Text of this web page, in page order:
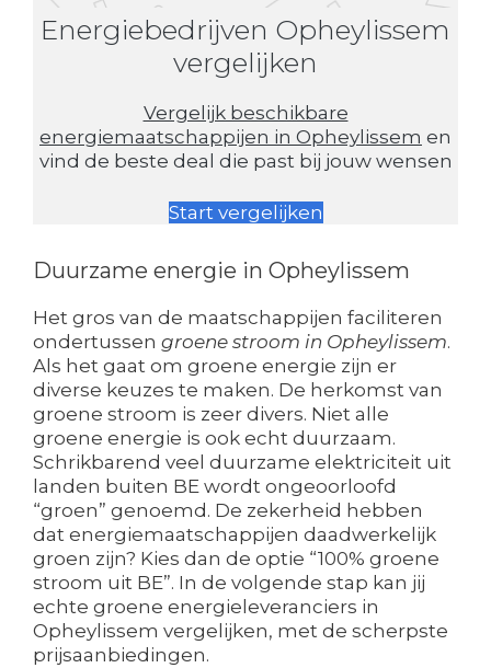
Energiebedrijven Opheylissem
vergelijken
Vergelijk beschikbare
energiemaatschappijen in Opheylissem en
vind de beste deal die past bij jouw wensen
Start vergelijken
Duurzame energie in Opheylissem
Het gros van de maatschappijen faciliteren
ondertussen groene stroom in Opheylissem.
Als het gaat om groene energie zijn er
diverse keuzes te maken. De herkomst van
groene stroom is zeer divers. Niet alle
groene energie is ook echt duurzaam.
Schrikbarend veel duurzame elektriciteit uit
landen buiten BE wordt ongeoorloofd
“groen” genoemd. De zekerheid hebben
dat energiemaatschappijen daadwerkelijk
groen zijn? Kies dan de optie “100% groene
stroom uit BE”. In de volgende stap kan jij
echte groene energieleveranciers in
Opheylissem vergelijken, met de scherpste
prijsaanbiedingen.